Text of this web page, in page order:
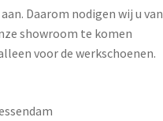
Daarom nodigen wij u van
showroom te komen
voor de werkschoenen.